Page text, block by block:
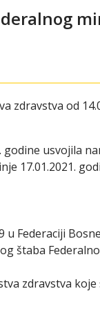
zdravstva od
godine usvojila
17.01.2021.
u Federaciji
štaba
zdravstva